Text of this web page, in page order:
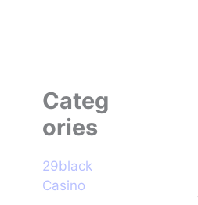
Categ
ories
29black
Casino